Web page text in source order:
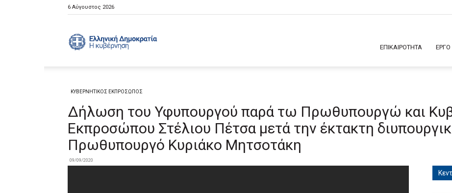
6 Αύγουστος 2026
ΕΠΙΚΑΙΡΟΤΗΤΑ ΕΡΓΟ
ΚΥΒΕΡΝΗΤΙΚΟΣ ΕΚΠΡΟΣΩΠΟΣ
Δήλωση του Υφυπουργού παρά τω Πρωθυπουργώ και
Εκπροσώπου Στέλιου Πέτσα μετά την έκτακτη
Πρωθυπουργό Κυριάκο Μητσοτάκη
09/09/2020